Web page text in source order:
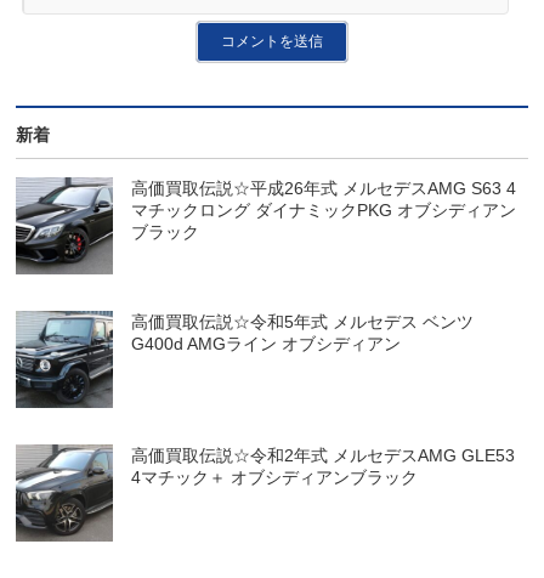
新着
高価買取伝説☆平成26年式 メルセデスAMG S63 4
マチックロング ダイナミックPKG オブシディアン
ブラック
高価買取伝説☆令和5年式 メルセデス ベンツ
G400d AMGライン オブシディアン
高価買取伝説☆令和2年式 メルセデスAMG GLE53
4マチック＋ オブシディアンブラック